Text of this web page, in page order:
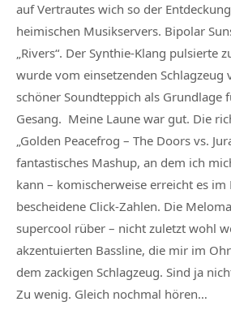
auf Vertrautes wich so der
heimischen Musikservers. Bipolar
„Rivers“. Der Synthie-Klang pulsierte
wurde vom einsetzenden Schlagzeug
schöner Soundteppich als Grundlage
Gesang. Meine Laune war gut. Die
„Golden Peacefrog – The Doors vs.
fantastisches Mashup, an dem ich
kann – komischerweise erreicht es im
bescheidene Click-Zahlen. Die
supercool rüber – nicht zuletzt wohl
akzentuierten Bassline, die mir im
dem zackigen Schlagzeug. Sind ja
Zu wenig. Gleich nochmal hören…